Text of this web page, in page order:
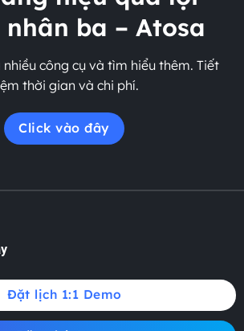
ba – Atosa
công cụ và tìm hiểu thêm. Tiết
thời gian và chi phí.
Click vào đây
Đặt lịch 1:1 Demo